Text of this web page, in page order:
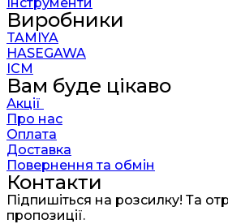
Виробники
TAMIYA
HASEGAWA
ICM
Вам буде цікаво
Акції
Про нас
Оплата
Доставка
Повернення та обмін
Контакти
Підпишіться на розсилку! Та
пропозиції.